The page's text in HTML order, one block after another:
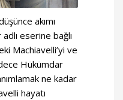
akımı
eserine bağlı
Machiavelli’yi ve
Hükümdar
ne kadar
hayatı